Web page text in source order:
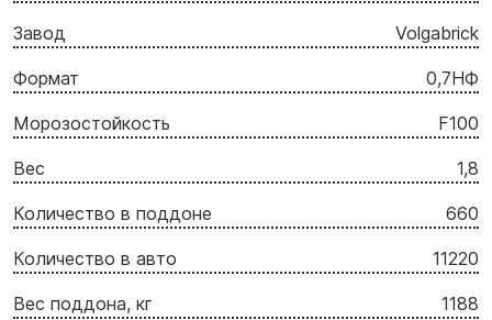
Завод Volgabrick
Формат 0,7НФ
Морозостойкость F100
Вес 1,8
Количество в поддоне 660
Количество в авто 11220
Вес поддона, кг 1188